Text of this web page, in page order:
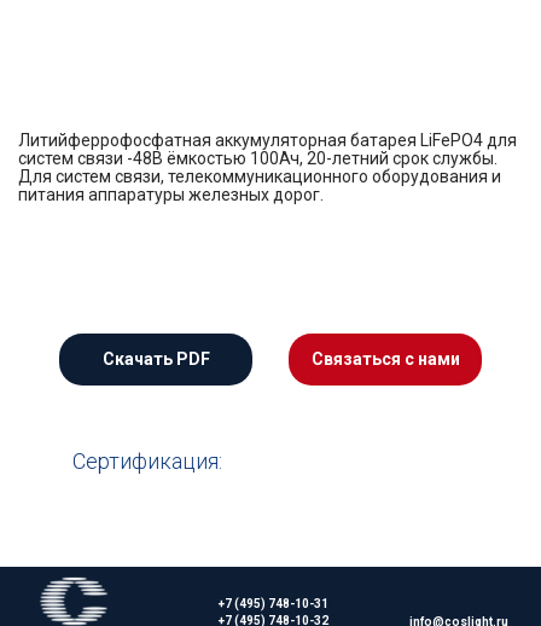
Литийферрофосфатная аккумуляторная батарея LiFePO4 для
систем связи -48В ёмкостью 100Ач, 20-летний срок службы.
Для систем связи, телекоммуникационного оборудования и
питания аппаратуры железных дорог.
Сертификация:
+7 (495) 748-10-31
+7 (495) 748-10-32
info@coslight.ru